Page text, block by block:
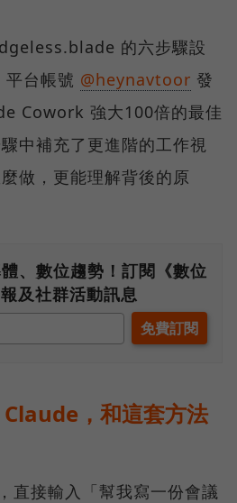
的六步驟設
台帳號 @heynavtoor 發
Cowork 強大100倍的最佳
中補充了更進階的工作視
做，更能理解背後的原
、數位趨勢！訂閱《數位
及社群活動訊息
，和這套方法
直接輸入「幫我寫一份會議